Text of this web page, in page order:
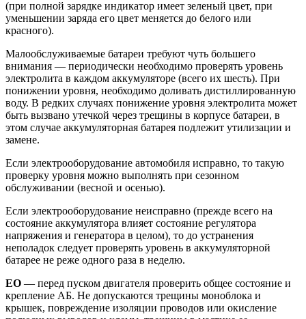
(при полной зарядке индикатор имеет зеленый цвет, при
уменьшении заряда его цвет меняется до белого или
красного).
Малообслуживаемые батареи требуют чуть большего
внимания — периодически необходимо проверять уровень
электролита в каждом аккумуляторе (всего их шесть). При
понижении уровня, необходимо доливать дистиллированную
воду. В редких случаях понижение уровня электролита может
быть вызвано утечкой через трещины в корпусе батареи, в
этом случае аккумуляторная батарея подлежит утилизации и
замене.
Если электрооборудование автомобиля исправно, то такую
проверку уровня можно выполнять при сезонном
обслуживании (весной и осенью).
Если электрооборудование неисправно (прежде всего на
состояние аккумулятора влияет состояние регулятора
напряжения и генератора в целом), то до устранения
неполадок следует проверять уровень в аккумуляторной
батарее не реже одного раза в неделю.
ЕО — перед пуском двигателя проверить общее состояние и
крепление АБ. Не допускаются трещины моноблока и
крышек, повреждение изоляции проводов или окисление